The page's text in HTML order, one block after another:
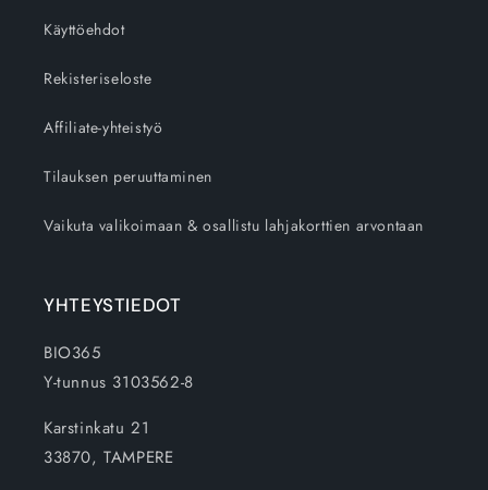
Käyttöehdot
Rekisteriseloste
Affiliate-yhteistyö
Tilauksen peruuttaminen
Vaikuta valikoimaan & osallistu lahjakorttien arvontaan
YHTEYSTIEDOT
BIO365
Y-tunnus 3103562-8
Karstinkatu 21
33870, TAMPERE